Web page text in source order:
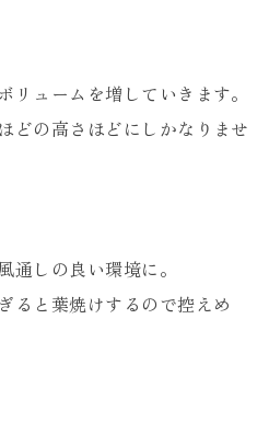
ュームを増していきます。
どの高さほどにしかなりませ
通しの良い環境に。
ると葉焼けするので控えめ